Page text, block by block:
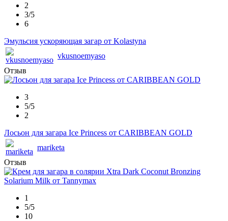
2
3/5
6
Эмульсия ускоряющая загар от Kolastyna
vkusnoemyaso
Отзыв
3
5/5
2
Лосьон для загара Ice Princess от CARIBBEAN GOLD
mariketa
Отзыв
1
5/5
10